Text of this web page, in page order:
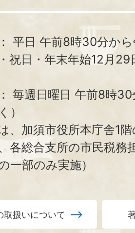
平日 午前8時30分か
祝日・年末年始12月
毎週日曜日 午前8時
）
、加須市役所本庁舎1
各総合支所の市民税務
一部のみ実施）
取扱いについて